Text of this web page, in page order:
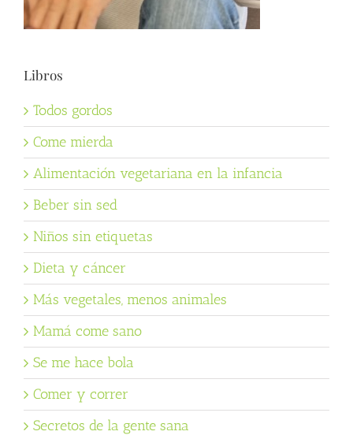
Libros
Todos gordos
Come mierda
Alimentación vegetariana en la infancia
Beber sin sed
Niños sin etiquetas
Dieta y cáncer
Más vegetales, menos animales
Mamá come sano
Se me hace bola
Comer y correr
Secretos de la gente sana